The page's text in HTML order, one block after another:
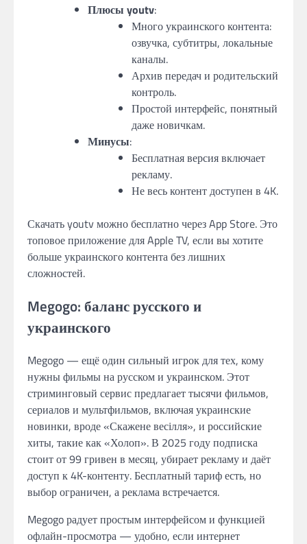
Плюсы youtv:
Много украинского контента:
озвучка, субтитры, локальные
каналы.
Архив передач и родительский
контроль.
Простой интерфейс, понятный
даже новичкам.
Минусы:
Бесплатная версия включает
рекламу.
Не весь контент доступен в 4K.
Скачать youtv можно бесплатно через App Store. Это
топовое приложение для Apple TV, если вы хотите
больше украинского контента без лишних
сложностей.
Megogo: баланс русского и
украинского
Megogo — ещё один сильный игрок для тех, кому
нужны фильмы на русском и украинском. Этот
стриминговый сервис предлагает тысячи фильмов,
сериалов и мультфильмов, включая украинские
новинки, вроде «Скажене весілля», и российские
хиты, такие как «Холоп». В 2025 году подписка
стоит от 99 гривен в месяц, убирает рекламу и даёт
доступ к 4K-контенту. Бесплатный тариф есть, но
выбор ограничен, а реклама встречается.
Megogo радует простым интерфейсом и функцией
офлайн-просмотра — удобно, если интернет